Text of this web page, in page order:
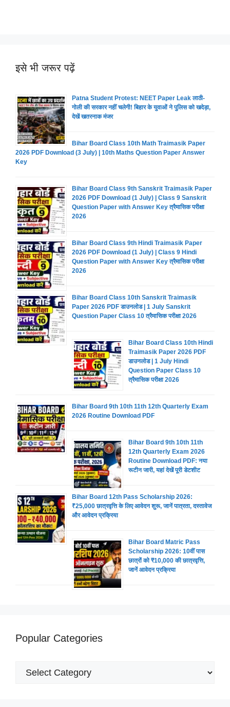
इसे भी जरूर पढ़ें
Patna Student Protest: NEET Paper Leak लाठी-
गोली की सरकार नहीं चलेगी! बिहार के युवाओं ने पुलिस को खदेड़ा,
देखें खतरनाक मंजर
Bihar Board Class 10th Math Traimasik Paper
2026 PDF Download (3 July) | 10th Maths Question Paper Answer
Key
Bihar Board Class 9th Sanskrit Traimasik Paper
2026 PDF Download (1 July) | Class 9 Sanskrit
Question Paper with Answer Key त्रैमासिक परीक्षा
2026
Bihar Board Class 9th Hindi Traimasik Paper
2026 PDF Download (1 July) | Class 9 Hindi
Question Paper with Answer Key त्रैमासिक परीक्षा
2026
Bihar Board Class 10th Sanskrit Traimasik
Paper 2026 PDF डाउनलोड | 1 July Sanskrit
Question Paper Class 10 त्रैमासिक परीक्षा 2026
Bihar Board Class 10th Hindi
Traimasik Paper 2026 PDF
डाउनलोड | 1 July Hindi
Question Paper Class 10
त्रैमासिक परीक्षा 2026
Bihar Board 9th 10th 11th 12th Quarterly Exam
2026 Routine Download PDF
Bihar Board 9th 10th 11th
12th Quarterly Exam 2026
Routine Download PDF: नया
रूटीन जारी, यहां देखें पूरी डेटशीट
Bihar Board 12th Pass Scholarship 2026:
₹25,000 छात्रवृत्ति के लिए आवेदन शुरू, जानें पात्रता, दस्तावेज
और आवेदन प्रक्रिया
Bihar Board Matric Pass
Scholarship 2026: 10वीं पास
छात्रों को ₹10,000 की छात्रवृत्ति,
जानें आवेदन प्रक्रिया
Popular Categories
Popular